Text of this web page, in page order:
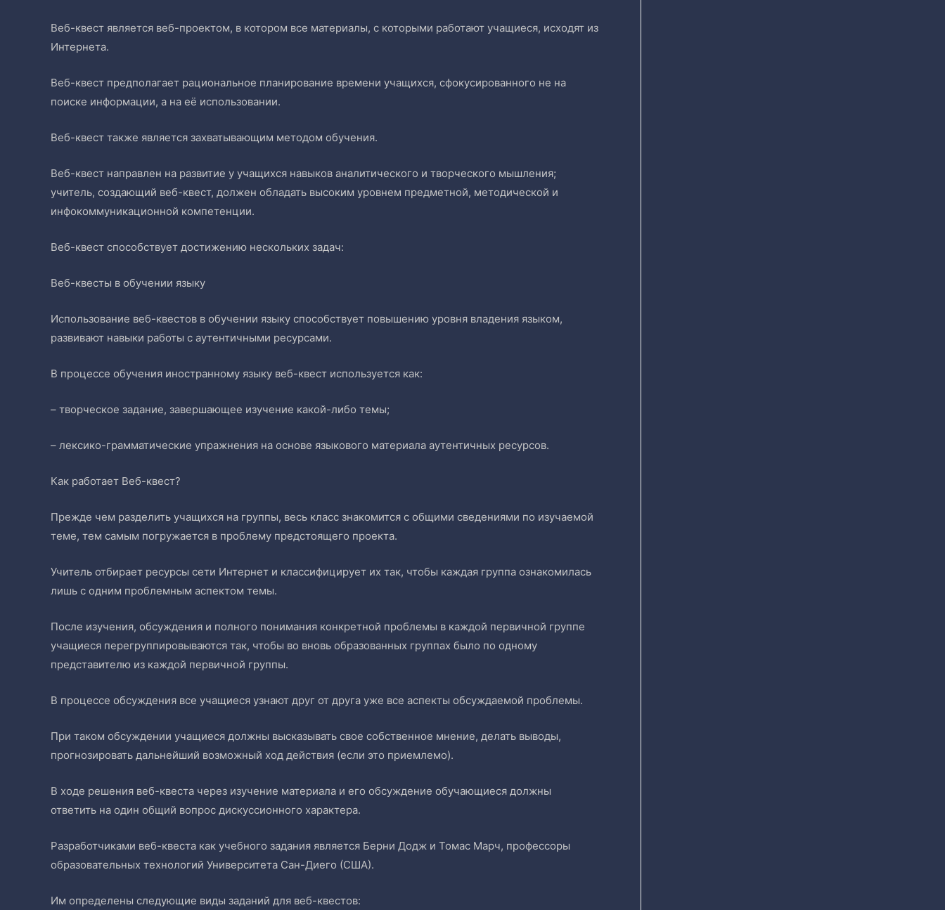
Веб-квест является веб-проектом, в котором все материалы, с которыми работают учащиеся, исходят из
Интернета.
Веб-квест предполагает рациональное планирование времени учащихся, сфокусированного не на
поиске информации, а на её использовании.
Веб-квест также является захватывающим методом обучения.
Веб-квест направлен на развитие у учащихся навыков аналитического и творческого мышления;
учитель, создающий веб-квест, должен обладать высоким уровнем предметной, методической и
инфокоммуникационной компетенции.
Веб-квест способствует достижению нескольких задач:
Веб-квесты в обучении языку
Использование веб-квестов в обучении языку способствует повышению уровня владения языком,
развивают навыки работы с аутентичными ресурсами.
В процессе обучения иностранному языку веб-квест используется как:
– творческое задание, завершающее изучение какой-либо темы;
– лексико-грамматические упражнения на основе языкового материала аутентичных ресурсов.
Как работает Веб-квест?
Прежде чем разделить учащихся на группы, весь класс знакомится с общими сведениями по изучаемой
теме, тем самым погружается в проблему предстоящего проекта.
Учитель отбирает ресурсы сети Интернет и классифицирует их так, чтобы каждая группа ознакомилась
лишь с одним проблемным аспектом темы.
После изучения, обсуждения и полного понимания конкретной проблемы в каждой первичной группе
учащиеся перегруппировываются так, чтобы во вновь образованных группах было по одному
представителю из каждой первичной группы.
В процессе обсуждения все учащиеся узнают друг от друга уже все аспекты обсуждаемой проблемы.
При таком обсуждении учащиеся должны высказывать свое собственное мнение, делать выводы,
прогнозировать дальнейший возможный ход действия (если это приемлемо).
В ходе решения веб-квеста через изучение материала и его обсуждение обучающиеся должны
ответить на один общий вопрос дискуссионного характера.
Разработчиками веб-квеста как учебного задания является Берни Додж и Томас Марч, профессоры
образовательных технологий Университета Сан-Диего (США).
Им определены следующие виды заданий для веб-квестов: